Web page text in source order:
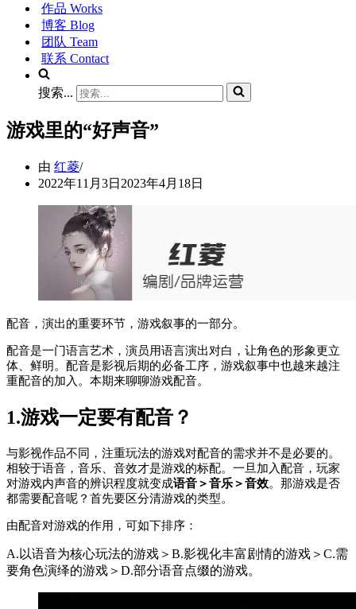
作品 Works
博客 Blog
团队 Team
联系 Contact
搜索...
游戏里的“好声音”
由 红菱
2022年11月3日 2023年4月18日
配音，演出的重要环节，游戏叙事的一部分。
配音是一门语言艺术，演员用语言演出对白，让角色的形象更立
体、鲜明。配音是影视后期的必备工序，游戏叙事中也越来越注
重配音的加入。本期来聊聊游戏配音。
1.游戏一定要有配音？
与影视作品不同，注重玩法的游戏对配音的需求并不是必要的。
相较于语音，音乐、音效才是游戏的标配。一旦加入配音，玩家
对游戏内声音的辨识程度就变成语音＞音乐＞音效。那游戏是否
都需要配音呢？首先要区分清游戏的类型。
由配音对游戏的作用，可如下排序：
A.以语音为核心玩法的游戏＞B.影视化丰富剧情的游戏＞C.需
要角色演绎的游戏＞D.部分语音点缀的游戏。